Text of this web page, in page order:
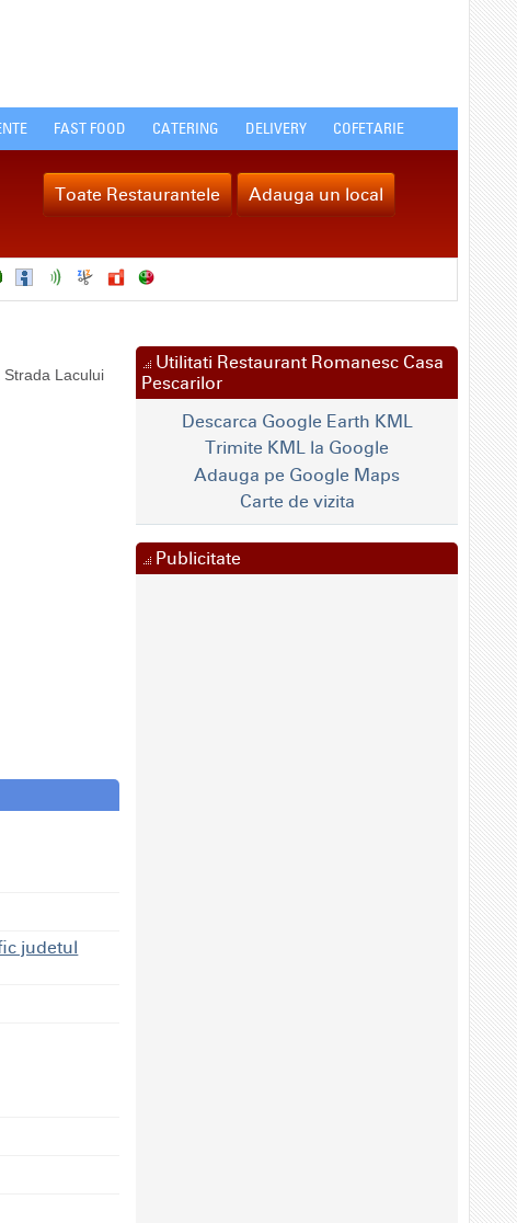
FAST FOOD CATERING DELIVERY COFETARIE
Toate Restaurantele Adauga un local
Lacului
judetul
Utilitati Restaurant Romanesc Casa
Pescarilor
Descarca Google Earth KML
Trimite KML la Google
Adauga pe Google Maps
Carte de vizita
Publicitate